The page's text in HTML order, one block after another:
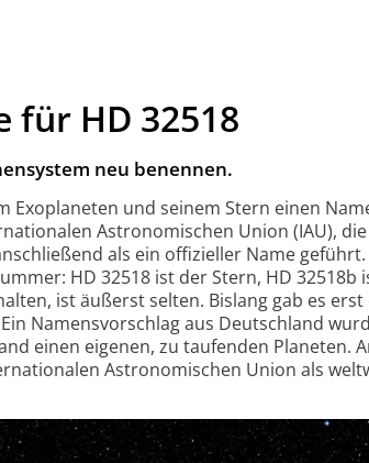
für HD 32518
neu benennen.
Exoplaneten und seinem Stern einen
Astro­nomischen Union (IAU),
als ein offizieller Name
HD 32518 ist der Stern, HD 32518b
ist äußerst selten. Bislang gab es erst
Namens­vorschlag aus Deutsch­land
einen eigenen, zu taufenden Planeten.
Astro­nomischen Union als